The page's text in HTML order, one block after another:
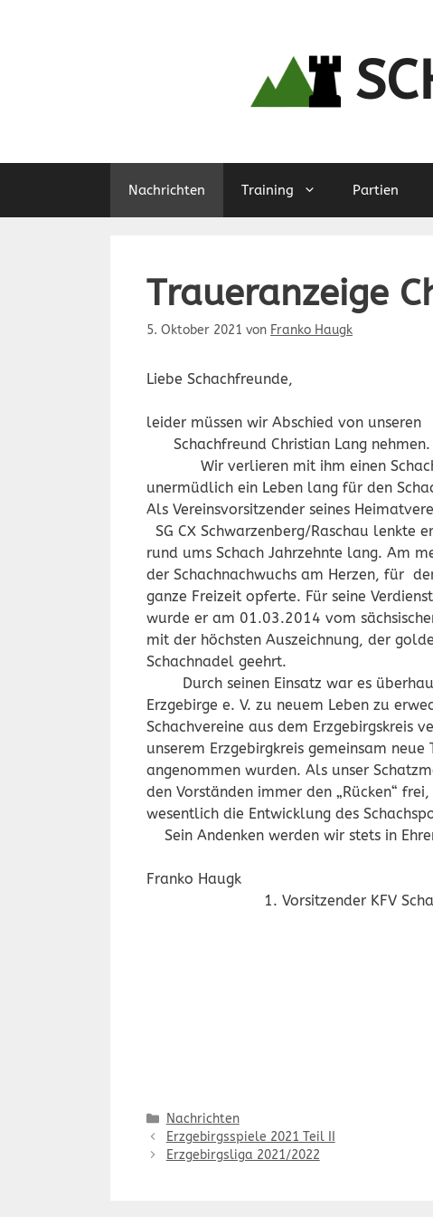
Nachrichten Training Partien
Traueranzeige
5. Oktober 2021 von Franko Haugk
Liebe
leider müssen wir Abschied
Schachfreund Christian
Wir verlieren mit ihm einen
unermüdlich ein Leben lang für den
Als Vereinsvorsitzender seines
SG CX Schwarzenberg/Raschau lenkte
rund ums Schach Jahrzehnte lang. Am
der Schachnachwuchs am Herzen, für
ganze Freizeit opferte. Für seine
wurde er am 01.03.2014 vom
mit der höchsten Auszeichnung, der
Schachnadel
Durch seinen Einsatz war es
Erzgebirge e. V. zu neuem Leben zu
Schachvereine aus dem Erzgebirgskreis
unserem Erzgebirgkreis gemeinsam
angenommen wurden. Als unser
den Vorständen immer den „Rücken“
wesentlich die Entwicklung des
Sein Andenken werden wir stets in
1. Vorsitzender KFV Schach
Kategorien
Nachrichten
Erzgebirgsspiele 2021 Teil II
Erzgebirgsliga 2021/2022